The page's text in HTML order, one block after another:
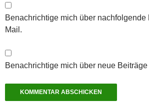
Benachrichtige mich über nachfolgende
Mail.
Benachrichtige mich über neue